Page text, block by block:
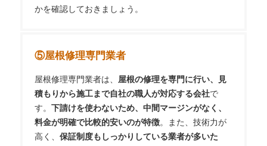
かを確認しておきましょう。
⑤屋根修理専門業者
屋根修理専門業者は、 屋根の修理を専門に行い、見
積もりから施工まで自社の職人が対応する会社で
す。下請けを使わないため、中間マージンがなく、
料金が明確で比較的安いのが特徴。また、技術力が
高く、保証制度もしっかりしている業者が多いた